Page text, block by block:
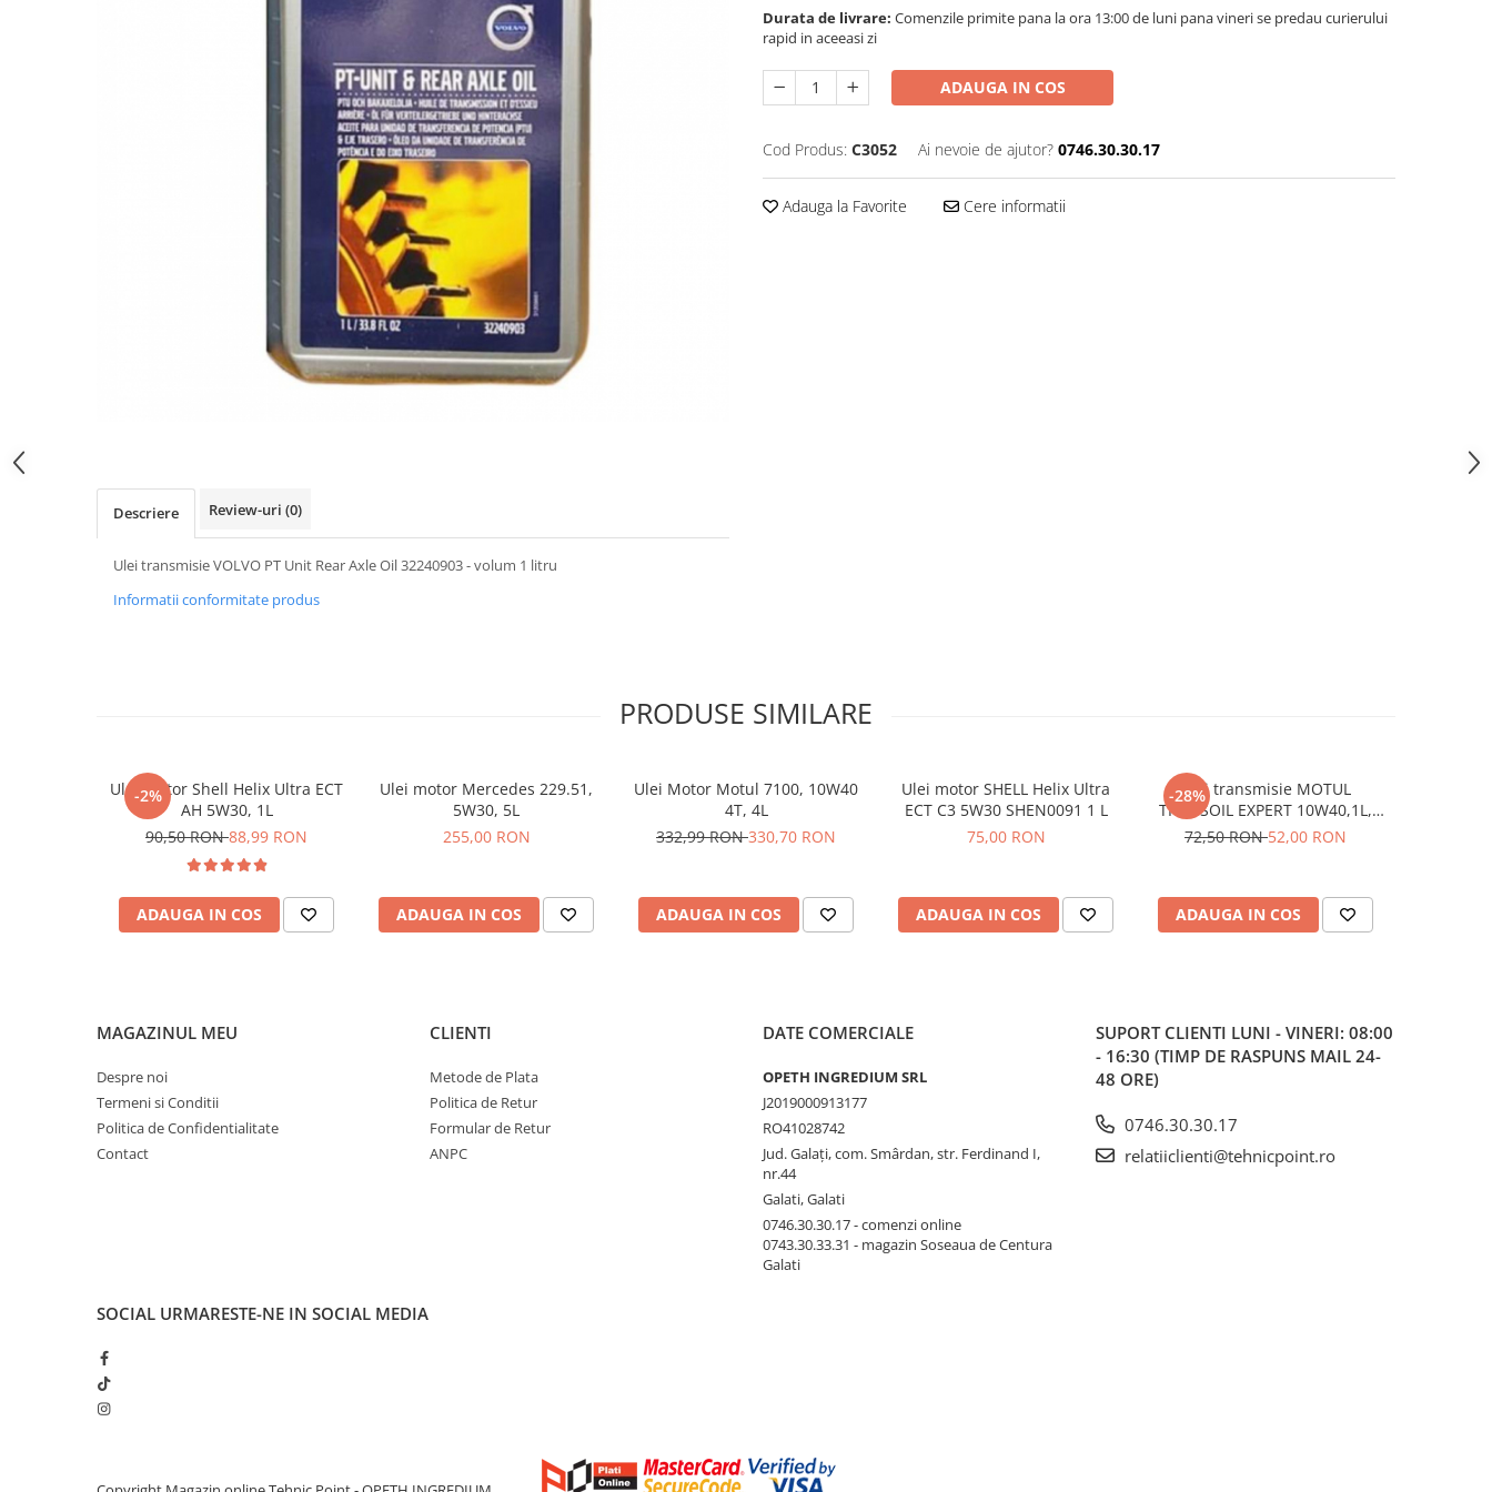
Durata de livrare: Comenzile primite pana la ora 13:00 de luni pana vineri se predau curierului
rapid in aceeasi zi
ADAUGA IN COS
Cod Produs: C3052 Ai nevoie de ajutor? 0746.30.30.17
Adauga la Favorite Cere informatii
Descriere Review-uri (0)
Ulei transmisie VOLVO PT Unit Rear Axle Oil 32240903 - volum 1 litru
Informatii conformitate produs
PRODUSE SIMILARE
-2%
Ulei motor Shell Helix Ultra ECT
AH 5W30, 1L
90,50 RON88,99 RON
ADAUGA IN COS
Ulei motor Mercedes 229.51,
5W30, 5L
255,00 RON
ADAUGA IN COS
Ulei Motor Motul 7100, 10W40
4T, 4L
332,99 RON330,70 RON
ADAUGA IN COS
Ulei motor SHELL Helix Ultra
ECT C3 5W30 SHEN0091 1 L
75,00 RON
ADAUGA IN COS
-28%
Ulei transmisie MOTUL
TRANSOIL EXPERT 10W40,1L,
semi sintetic
72,50 RON52,00 RON
ADAUGA IN COS
MAGAZINUL MEU
Despre noi
Termeni si Conditii
Politica de Confidentialitate
Contact
CLIENTI
Metode de Plata
Politica de Retur
Formular de Retur
ANPC
DATE COMERCIALE
OPETH INGREDIUM SRL
J2019000913177
RO41028742
Jud. Galaţi, com. Smârdan, str. Ferdinand I,
nr.44
Galati, Galati
0746.30.30.17 - comenzi online
0743.30.33.31 - magazin Soseaua de Centura
Galati
SUPORT CLIENTI LUNI - VINERI: 08:00
- 16:30 (TIMP DE RASPUNS MAIL 24-
48 ORE)
0746.30.30.17
relatiiclienti@tehnicpoint.ro
SOCIAL URMARESTE-NE IN SOCIAL MEDIA